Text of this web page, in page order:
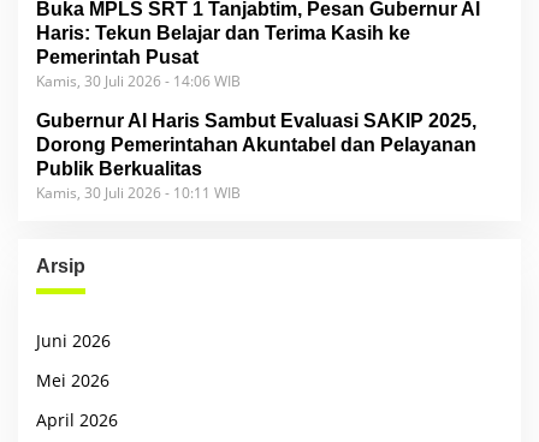
Buka MPLS SRT 1 Tanjabtim, Pesan Gubernur Al
Haris: Tekun Belajar dan Terima Kasih ke
Pemerintah Pusat
Kamis, 30 Juli 2026 - 14:06 WIB
Gubernur Al Haris Sambut Evaluasi SAKIP 2025,
Dorong Pemerintahan Akuntabel dan Pelayanan
Publik Berkualitas
Kamis, 30 Juli 2026 - 10:11 WIB
Arsip
Juni 2026
Mei 2026
April 2026